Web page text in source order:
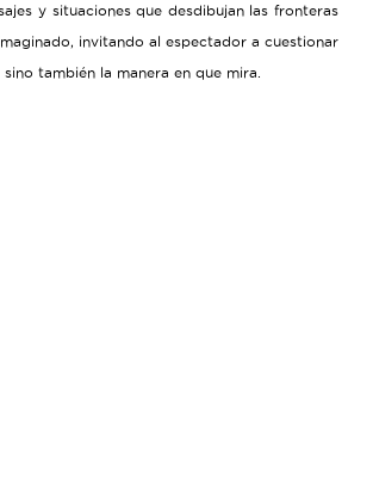
y situaciones que desdibujan las fronteras
invitando al espectador a cuestionar
también la manera en que mira.